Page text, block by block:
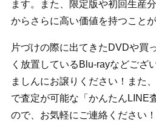
ます。また、限定版や初回生産
からさらに高い価値を持つことが
片づけの際に出てきたDVDや買
く放置しているBlu-rayなどござ
ましんにお譲りください！また
で査定が可能な「かんたんLINE
ので、お気軽にご連絡ください！